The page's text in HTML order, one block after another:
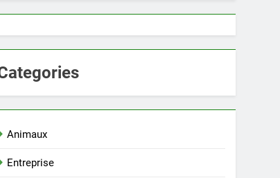
Animaux
Entreprise